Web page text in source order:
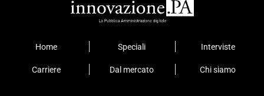
Home Speciali Interviste
Carriere Dal mercato Chi siamo